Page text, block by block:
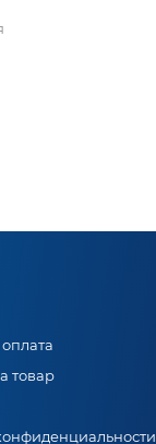
товар